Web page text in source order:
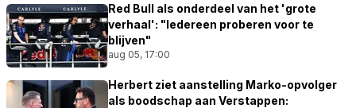
Red Bull als onderdeel van het 'grote
verhaal': "Iedereen proberen voor te
blijven"
aug 05, 17:00
Herbert ziet aanstelling Marko-opvolger
als boodschap aan Verstappen: